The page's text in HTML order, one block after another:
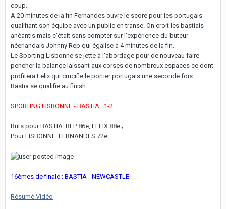
coup.
A 20 minutes de la fin Fernandes ouvre le score pour les portugais
qualifiant son équipe avec un public en transe. On croit les bastiais
anéantis mais c'était sans compter sur l'expérience du buteur
néerlandais Johnny Rep qui égalise à 4 minutes de la fin.
Le Sporting Lisbonne se jette à l'abordage pour de nouveau faire
pencher la balance laissant aux corses de nombreux espaces ce dont
profitera Felix qui crucifie le portier portugais une seconde fois
Bastia se qualifie au finish.
SPORTING LISBONNE - BASTIA : 1-2
Buts pour BASTIA: REP 86e, FELIX 88e ;
Pour LISBONNE: FERNANDES 72e.
16èmes de finale : BASTIA - NEWCASTLE
Résumé Vidéo